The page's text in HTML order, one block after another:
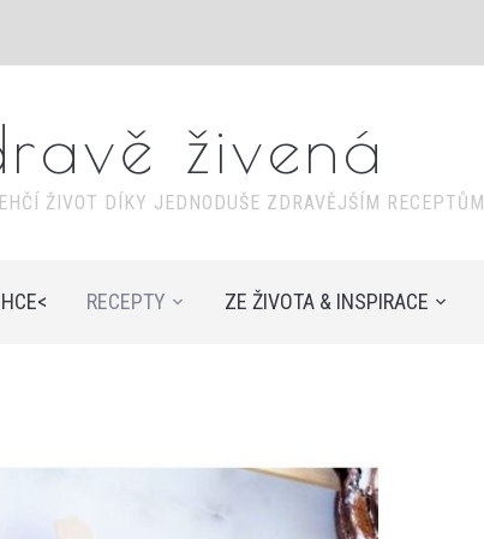
živená
ŽIVOT DÍKY JEDNODUŠE ZDRAVĚJŠÍM RECEPTŮM
RECEPTY ZE ŽIVOTA & INSPIRACE